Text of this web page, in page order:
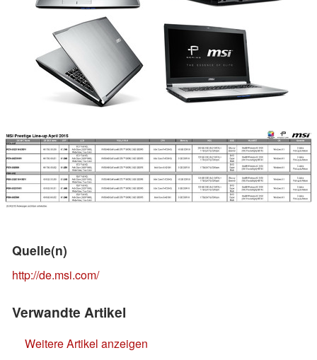
Quelle(n)
http://de.msi.com/
Verwandte Artikel
Weitere Artikel anzeigen